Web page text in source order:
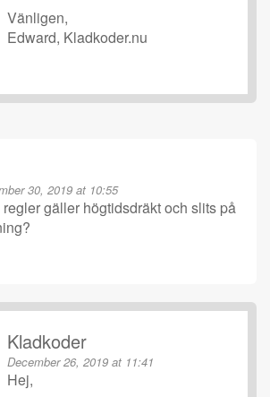
Vänligen,
Edward, Kladkoder.nu
30, 2019 at 10:55
gäller högtidsdräkt och slits på
Kladkoder
December 26, 2019 at 11:41
Hej,